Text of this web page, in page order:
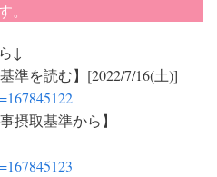
。
↓
準を読む】[2022/7/16(土)]
摂取基準から】